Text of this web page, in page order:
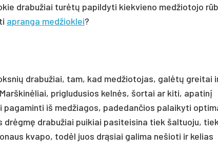
drabužiai turėtų papildyti kiekvieno medžiotojo
apranga medžioklei?
drabužiai, tam, kad medžiotojas, galėtų greitai
prigludusios kelnės, šortai ar kiti, apatinį
iš medžiagos, padedančios palaikyti
drabužiai puikiai pasiteisina tiek šaltuoju, tiek
kvapo, todėl juos drąsiai galima nešioti ir kelias